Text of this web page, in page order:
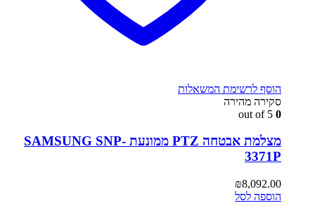
הוסף לרשימת המשאלות
סקירה מהירה
0
מצלמת אבטחה PTZ ממונעת SAMSUNG SNP-
3371P
₪8,092.00
הוספה לסל